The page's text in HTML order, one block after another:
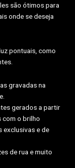
são ótimos para
onde se deseja
pontuais, como
gravadas na
gerados a partir
com o brilho
exclusivas e de
de rua e muito